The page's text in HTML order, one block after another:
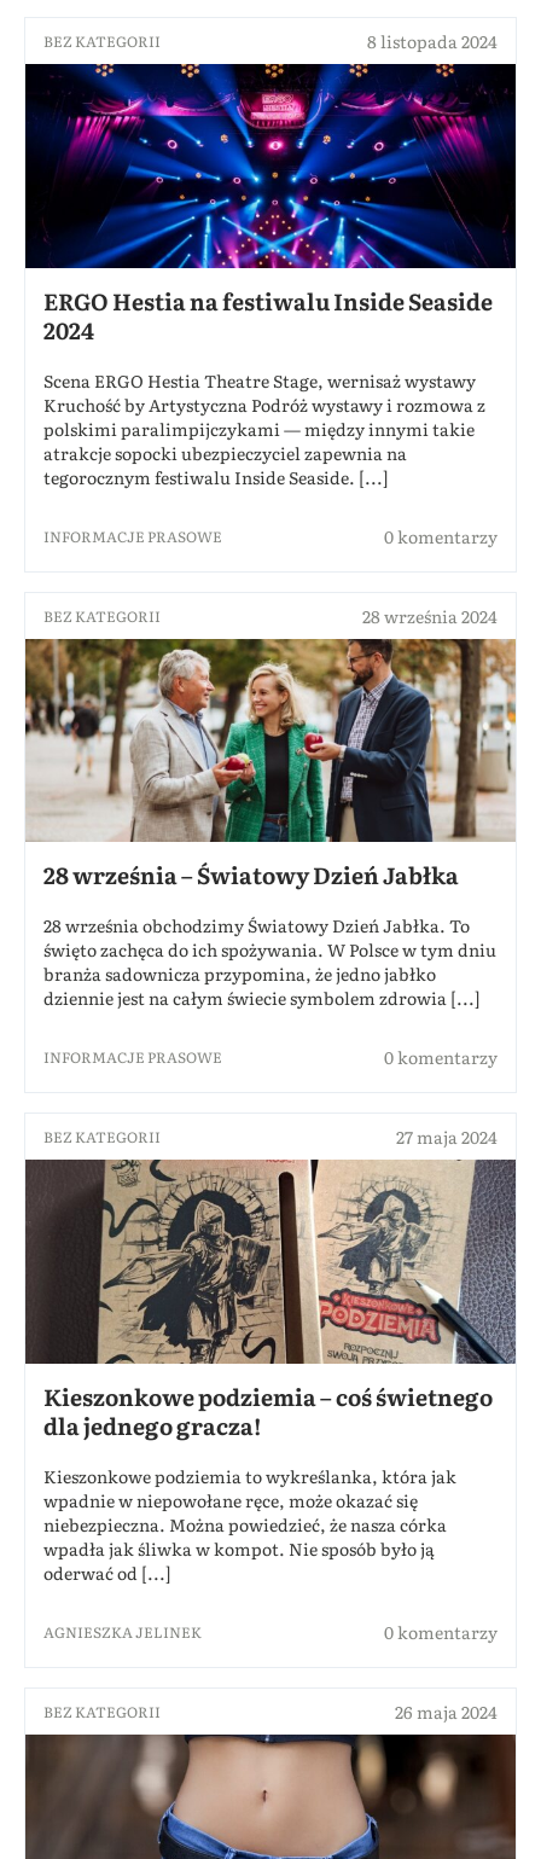
BEZ KATEGORII 8 listopada 2024
ERGO Hestia na festiwalu Inside Seaside
2024
Scena ERGO Hestia Theatre Stage, wernisaż wystawy
Kruchość by Artystyczna Podróż wystawy i rozmowa z
polskimi paralimpijczykami — między innymi takie
atrakcje sopocki ubezpieczyciel zapewnia na
tegorocznym festiwalu Inside Seaside. [...]
INFORMACJE PRASOWE 0 komentarzy
BEZ KATEGORII 28 września 2024
28 września – Światowy Dzień Jabłka
28 września obchodzimy Światowy Dzień Jabłka. To
święto zachęca do ich spożywania. W Polsce w tym dniu
branża sadownicza przypomina, że jedno jabłko
dziennie jest na całym świecie symbolem zdrowia [...]
INFORMACJE PRASOWE 0 komentarzy
BEZ KATEGORII 27 maja 2024
Kieszonkowe podziemia – coś świetnego
dla jednego gracza!
Kieszonkowe podziemia to wykreślanka, która jak
wpadnie w niepowołane ręce, może okazać się
niebezpieczna. Można powiedzieć, że nasza córka
wpadła jak śliwka w kompot. Nie sposób było ją
oderwać od [...]
AGNIESZKA JELINEK 0 komentarzy
BEZ KATEGORII 26 maja 2024